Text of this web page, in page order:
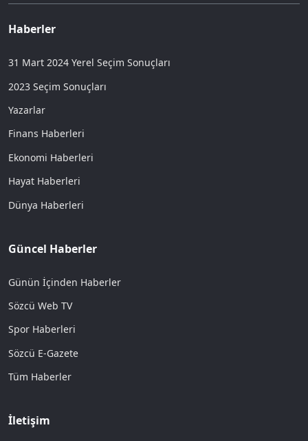
Haberler
31 Mart 2024 Yerel Seçim Sonuçları
2023 Seçim Sonuçları
Yazarlar
Finans Haberleri
Ekonomi Haberleri
Hayat Haberleri
Dünya Haberleri
Güncel Haberler
Günün İçinden Haberler
Sözcü Web TV
Spor Haberleri
Sözcü E-Gazete
Tüm Haberler
İletişim